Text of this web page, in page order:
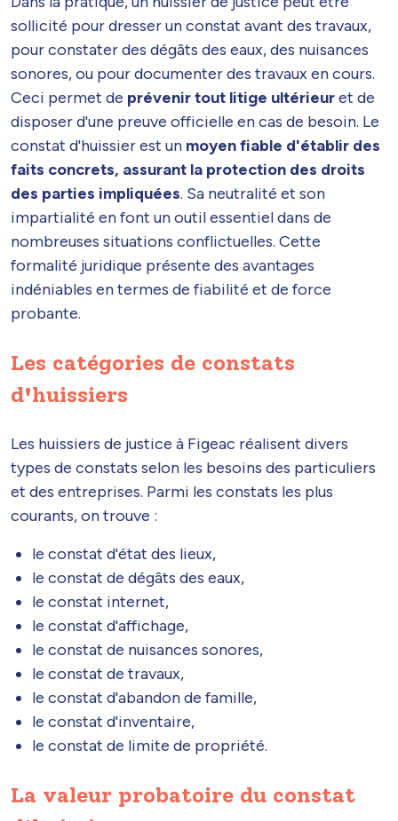
sollicité pour dresser un constat avant des travaux,
pour constater des dégâts des eaux, des nuisances
sonores, ou pour documenter des travaux en cours.
Ceci permet de prévenir tout litige ultérieuret de
disposer d'une preuve officielle en cas de besoin. Le
constat d'huissier est un moyen fiable d'établir des
faits concrets, assurant la protection des droits
des parties impliquées. Sa neutralité et son
impartialité en font un outil essentiel dans de
nombreuses situations conflictuelles. Cette
formalité juridique présente des avantages
indéniables en termes de fiabilité et de force
probante.
Les catégories de constats
d'huissiers
Les huissiers de justice à Figeac réalisent divers
types de constats selon les besoins des particuliers
et des entreprises. Parmi les constats les plus
courants, on trouve :
le constat d'état des lieux,
le constat de dégâts des eaux,
le constat internet,
le constat d'affichage,
le constat de nuisances sonores,
le constat de travaux,
le constat d'abandon de famille,
le constat d'inventaire,
le constat de limite de propriété.
La valeur probatoire du constat